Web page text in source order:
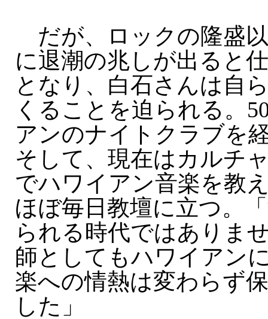
だが、ロックの隆盛
に退潮の兆しが出ると
となり、白石さんは自
くることを迫られる。
アンのナイトクラブを
そして、現在はカルチ
でハワイアン音楽を教
ほぼ毎日教壇に立つ。
られる時代ではありま
師としてもハワイアン
楽への情熱は変わらず
した」